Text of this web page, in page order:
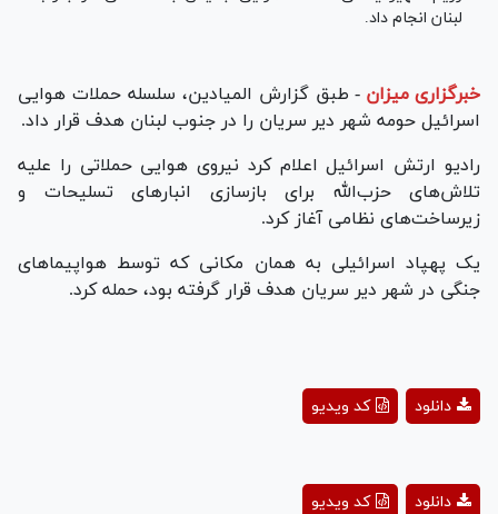
لبنان انجام داد.
خبرگزاری میزان - طبق گزارش المیادین، سلسله حملات هوایی
اسرائیل حومه شهر دیر سریان را در جنوب لبنان هدف قرار داد.
رادیو ارتش اسرائیل اعلام کرد نیروی هوایی حملاتی را علیه
تلاش‌های حزب‌الله برای بازسازی انبار‌های تسلیحات و
زیرساخت‌های نظامی آغاز کرد.
یک پهپاد اسرائیلی به همان مکانی که توسط هواپیما‌های
جنگی در شهر دیر سریان هدف قرار گرفته بود، حمله کرد.
Playکد ویدیو دانلود
Playکد ویدیو دانلود